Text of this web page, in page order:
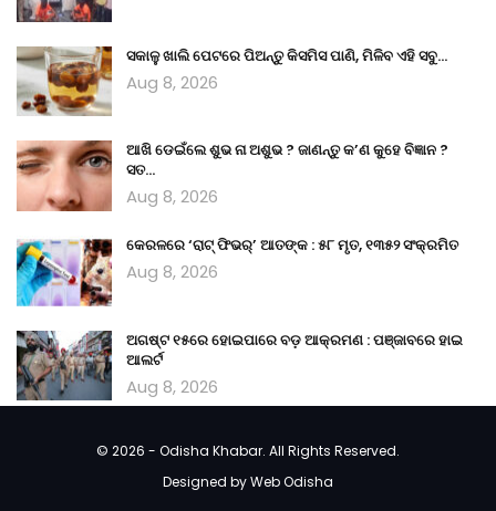
ସକାଳୁ ଖାଲି ପେଟରେ ପିଅନ୍ତୁ କିସମିସ ପାଣି, ମିଳିବ ଏହି ସବୁ…
Aug 8, 2026
ଆଖି ଡେଇଁଲେ ଶୁଭ ନା ଅଶୁଭ ? ଜାଣନ୍ତୁ କ’ଣ କୁହେ ବିଜ୍ଞାନ ?
ସତ…
Aug 8, 2026
କେରଳରେ ‘ରାଟ୍ ଫିଭର୍’ ଆତଙ୍କ : ୫୮ ମୃତ, ୧୩୫୨ ସଂକ୍ରମିତ
Aug 8, 2026
ଅଗଷ୍ଟ ୧୫ରେ ହୋଇପାରେ ବଡ଼ ଆକ୍ରମଣ : ପଞ୍ଜାବରେ ହାଇ
ଆଲର୍ଟ
Aug 8, 2026
© 2026 - Odisha Khabar. All Rights Reserved.
Designed byWeb Odisha